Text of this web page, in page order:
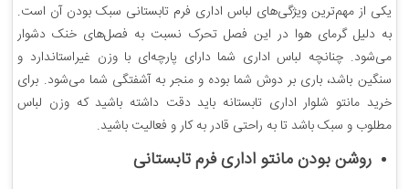
یکی از مهم‌ترین ویژگی‌های لباس اداری فرم تابستانی سبک بودن آن است.
به دلیل گرمای هوا در این فصل تحرک نسبت به فصل‌های خنک دشوار
می‌شود. چنانچه لباس اداری شما دارای پارچه‌ای با وزن غیراستاندارد و
سنگین باشد، باری بر دوش شما بوده و منجر به آشفتگی شما می‌شود. برای
خرید مانتو شلوار اداری تابستانه باید دقت داشته باشید که وزن لباس
مطلوب و سبک باشد تا به راحتی قادر به کار و فعالیت باشید.
روشن بودن مانتو اداری فرم تابستانی